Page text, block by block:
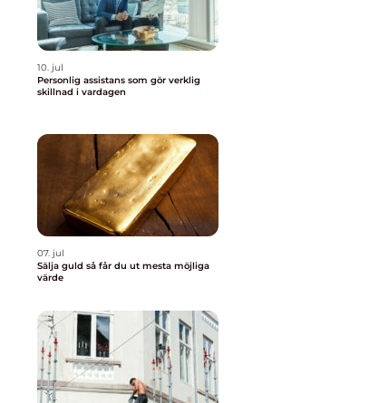
10. jul
Personlig assistans som gör verklig
skillnad i vardagen
07. jul
Sälja guld så får du ut mesta möjliga
värde